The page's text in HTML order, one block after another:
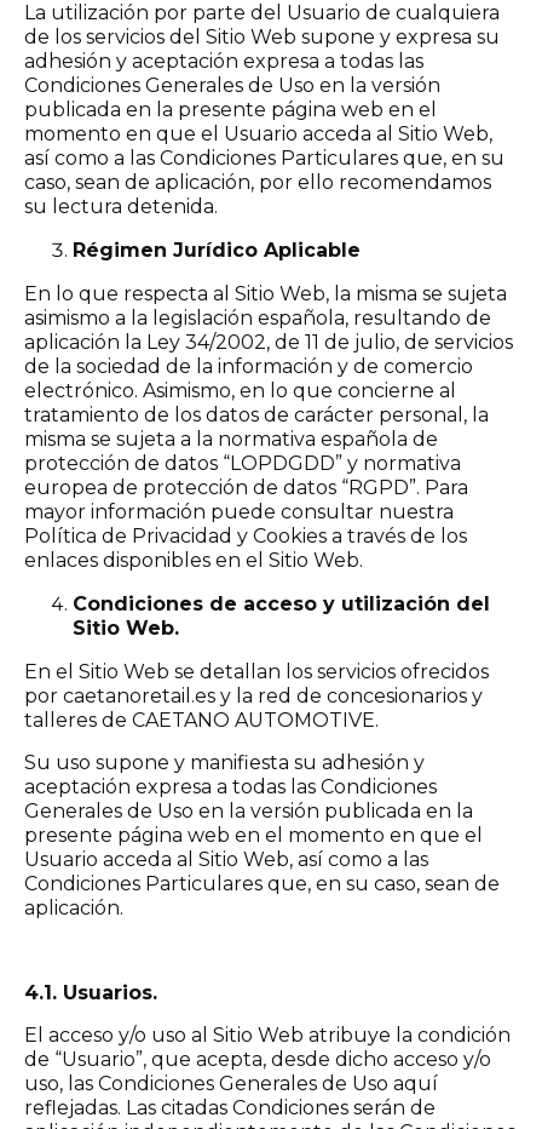
La utilización por parte del Usuario de cualquiera
de los servicios del Sitio Web supone y expresa su
adhesión y aceptación expresa a todas las
Condiciones Generales de Uso en la versión
publicada en la presente página web en el
momento en que el Usuario acceda al Sitio Web,
así como a las Condiciones Particulares que, en su
caso, sean de aplicación, por ello recomendamos
su lectura detenida.
Régimen Jurídico Aplicable
En lo que respecta al Sitio Web, la misma se sujeta
asimismo a la legislación española, resultando de
aplicación la Ley 34/2002, de 11 de julio, de servicios
de la sociedad de la información y de comercio
electrónico. Asimismo, en lo que concierne al
tratamiento de los datos de carácter personal, la
misma se sujeta a la normativa española de
protección de datos “LOPDGDD” y normativa
europea de protección de datos “RGPD”. Para
mayor información puede consultar nuestra
Política de Privacidad y Cookies a través de los
enlaces disponibles en el Sitio Web.
Condiciones de acceso y utilización del
Sitio Web.
En el Sitio Web se detallan los servicios ofrecidos
por caetanoretail.es y la red de concesionarios y
talleres de CAETANO AUTOMOTIVE.
Su uso supone y manifiesta su adhesión y
aceptación expresa a todas las Condiciones
Generales de Uso en la versión publicada en la
presente página web en el momento en que el
Usuario acceda al Sitio Web, así como a las
Condiciones Particulares que, en su caso, sean de
aplicación.
4.1. Usuarios.
El acceso y/o uso al Sitio Web atribuye la condición
de “Usuario”, que acepta, desde dicho acceso y/o
uso, las Condiciones Generales de Uso aquí
reflejadas. Las citadas Condiciones serán de